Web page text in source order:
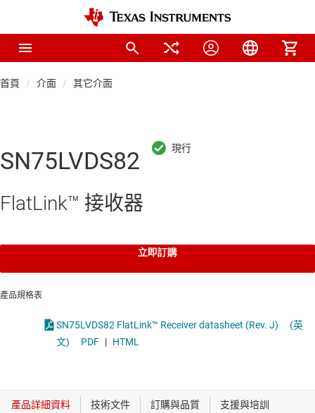
首頁 介面 其它介面
SN75LVDS82
FlatLink™ 接收器
立即訂購
產品規格表
SN75LVDS82 FlatLink™ Receiver datasheet (Rev. J)
(英
文)
PDF | HTML